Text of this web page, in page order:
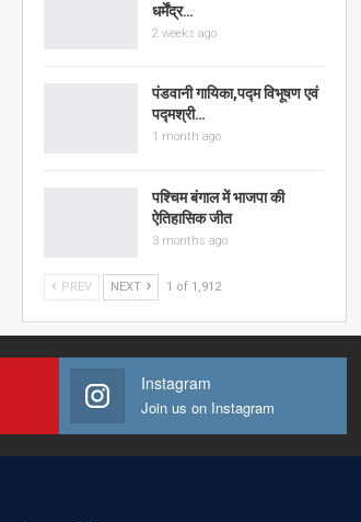
धर्मेंद्र…
2 weeks ago
पंडवानी गायिका,पद्म विभूषण एवं
पद्मश्री…
1 month ago
पश्चिम बंगाल में भाजपा की
ऐतिहासिक जीत
3 months ago
PREV NEXT 1 of 1,912
Instagram
Join us on Instagram